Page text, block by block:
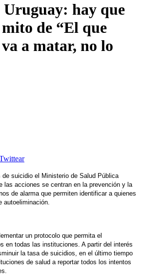
Uruguay: hay que
de “El que
a matar, no lo
suicidio el Ministerio de Salud Pública
las acciones se centran en la prevención y la
de alarma que permiten identificar a quienes
autoeliminación.
un protocolo que permita el
en todas las instituciones. A partir del interés
la tasa de suicidios, en el último tiempo
de salud a reportar todos los intentos